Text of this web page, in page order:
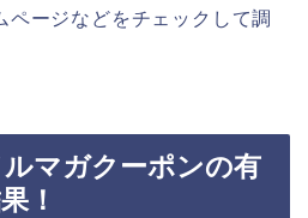
ページなどをチェックして調
マガクーポンの有
！